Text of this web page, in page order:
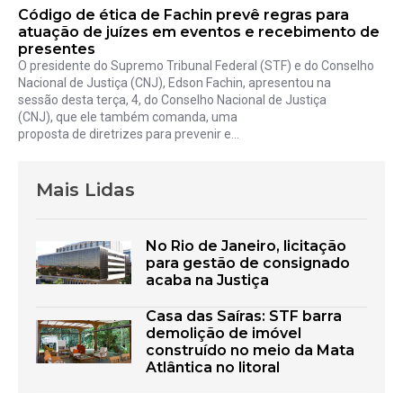
Código de ética de Fachin prevê regras para
atuação de juízes em eventos e recebimento de
presentes
O presidente do Supremo Tribunal Federal (STF) e do Conselho
Nacional de Justiça (CNJ), Edson Fachin, apresentou na
sessão desta terça, 4, do Conselho Nacional de Justiça
(CNJ), que ele também comanda, uma
proposta de diretrizes para prevenir e...
Mais Lidas
No Rio de Janeiro, licitação
para gestão de consignado
acaba na Justiça
Casa das Saíras: STF barra
demolição de imóvel
construído no meio da Mata
Atlântica no litoral